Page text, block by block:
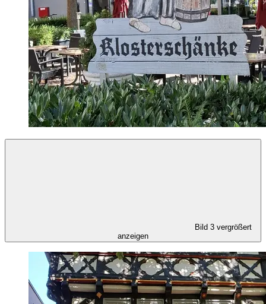
Bild 3 vergrößert
anzeigen